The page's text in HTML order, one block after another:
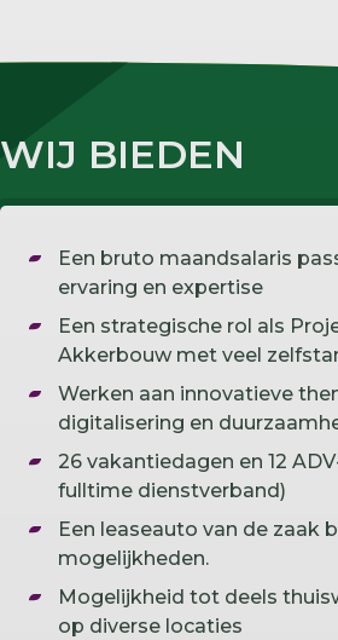
WIJ BIEDEN
Een bruto maandsalaris
ervaring en expertise
Een strategische rol als
Akkerbouw met veel
Werken aan innovatieve
digitalisering en
26 vakantiedagen en 12
fulltime dienstverband)
Een leaseauto van de zaak
mogelijkheden.
Mogelijkheid tot deels
op diverse locaties